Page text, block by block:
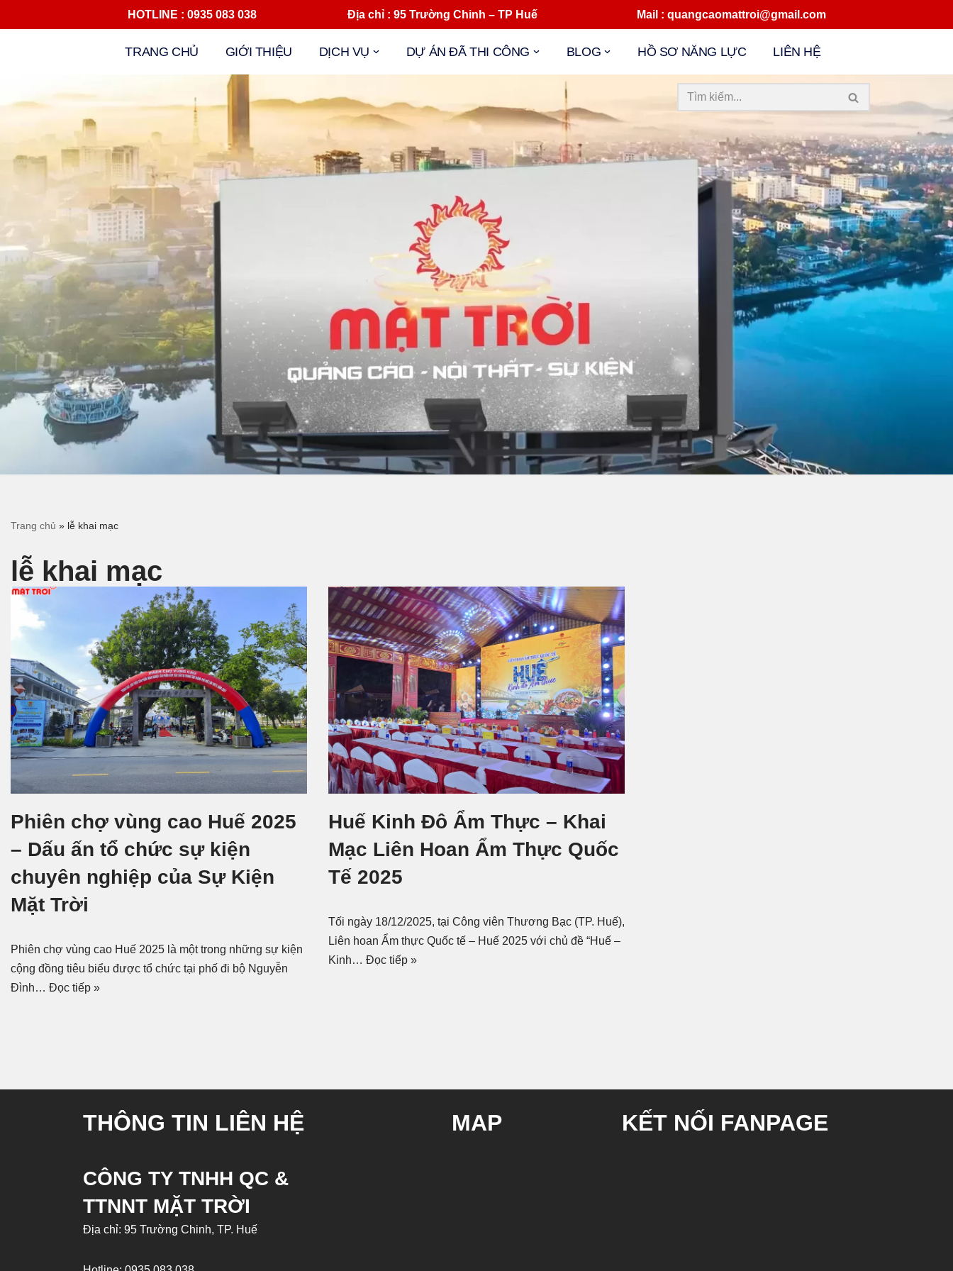
HOTLINE : 0935 083 038 Địa chỉ : 95 Trường Chinh – TP Huế Mail : quangcaomattroi@gmail.com
TRANG CHỦ GIỚI THIỆU DỊCH VỤ DỰ ÁN ĐÃ THI CÔNG BLOG HỒ SƠ NĂNG LỰC LIÊN HỆ
Trang chủ » lễ khai mạc
lễ khai mạc
Phiên chợ vùng cao Huế 2025
– Dấu ấn tổ chức sự kiện
chuyên nghiệp của Sự Kiện
Mặt Trời
Phiên chợ vùng cao Huế 2025 là một trong những sự kiện
cộng đồng tiêu biểu được tổ chức tại phố đi bộ Nguyễn
Đình… Đọc tiếp »
Huế Kinh Đô Ẩm Thực – Khai
Mạc Liên Hoan Ẩm Thực Quốc
Tế 2025
Tối ngày 18/12/2025, tại Công viên Thương Bạc (TP. Huế),
Liên hoan Ẩm thực Quốc tế – Huế 2025 với chủ đề “Huế –
Kinh… Đọc tiếp »
THÔNG TIN LIÊN HỆ
CÔNG TY TNHH QC &
TTNNT MẶT TRỜI
Địa chỉ: 95 Trường Chinh, TP. Huế
MAP KẾT NỐI FANPAGE